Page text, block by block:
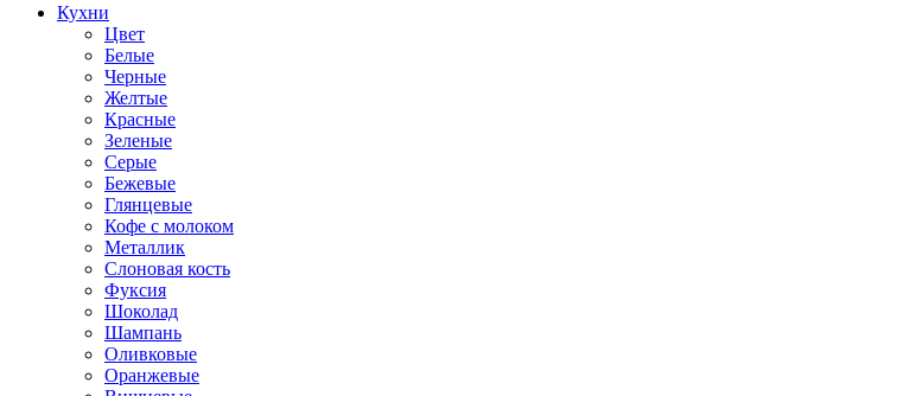
Кухни
Цвет
Белые
Черные
Желтые
Красные
Зеленые
Серые
Бежевые
Глянцевые
Кофе с молоком
Металлик
Слоновая кость
Фуксия
Шоколад
Шампань
Оливковые
Оранжевые